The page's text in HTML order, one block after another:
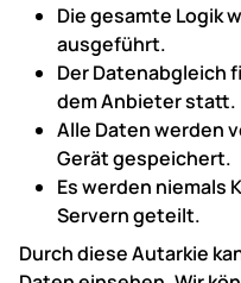
Die gesamte Logik
ausgeführt.
Der Datenabgleich
dem Anbieter statt.
Alle Daten werden
Gerät gespeichert.
Es werden niemals
Servern geteilt.
Durch diese Autarkie